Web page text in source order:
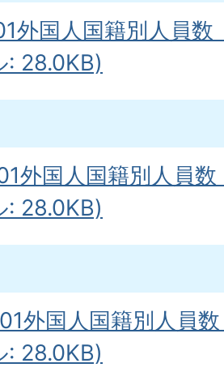
外国人国籍別人員
: 28.0KB)
外国人国籍別人員
: 28.0KB)
外国人国籍別人員
: 28.0KB)